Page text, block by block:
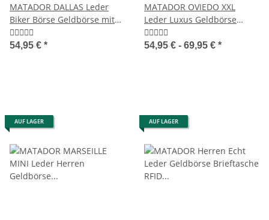
MATADOR DALLAS Leder
Biker Börse Geldbörse mit
Kette RFID Quer
54,95 € *
MATADOR OVIEDO XXL
Leder Luxus Geldbörse
Herren TüV RFID
54,95 € - 69,95 € *
AUF LAGER AUF LAGER